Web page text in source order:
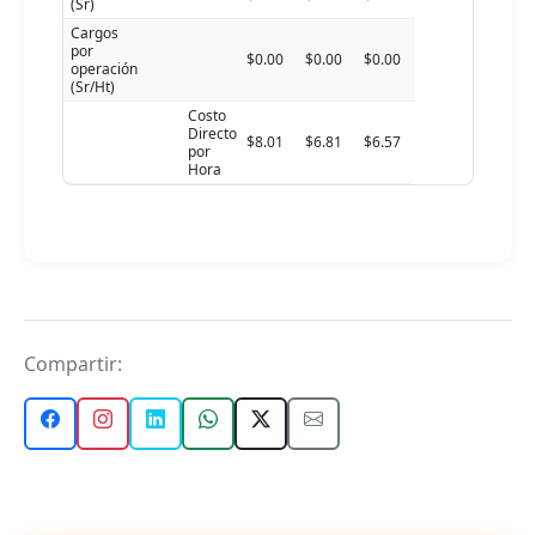
(Sr)
Cargos
por
operación
(Sr/Ht)
$0.00 $0.00 $0.00
Costo
Directo
por
Hora
$8.01 $6.81 $6.57
Compartir: